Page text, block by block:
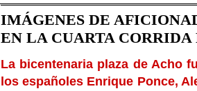
IMÁGENES DE
EN LA CUARTA CORRIDA
La bicentenaria plaza de Acho
los españoles Enrique Ponce,